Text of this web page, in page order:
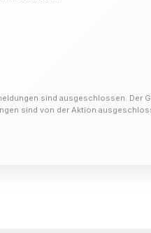
sind ausgeschlossen. Der
sind von der Aktion